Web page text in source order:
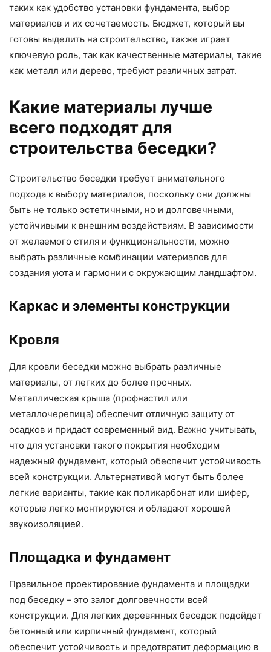
таких как удобство установки фундамента, выбор
материалов и их сочетаемость. Бюджет, который вы
готовы выделить на строительство, также играет
ключевую роль, так как качественные материалы, такие
как металл или дерево, требуют различных затрат.
Какие материалы лучше
всего подходят для
строительства беседки?
Строительство беседки требует внимательного
подхода к выбору материалов, поскольку они должны
быть не только эстетичными, но и долговечными,
устойчивыми к внешним воздействиям. В зависимости
от желаемого стиля и функциональности, можно
выбрать различные комбинации материалов для
создания уюта и гармонии с окружающим ландшафтом.
Каркас и элементы конструкции
Кровля
Для кровли беседки можно выбрать различные
материалы, от легких до более прочных.
Металлическая крыша (профнастил или
металлочерепица) обеспечит отличную защиту от
осадков и придаст современный вид. Важно учитывать,
что для установки такого покрытия необходим
надежный фундамент, который обеспечит устойчивость
всей конструкции. Альтернативой могут быть более
легкие варианты, такие как поликарбонат или шифер,
которые легко монтируются и обладают хорошей
звукоизоляцией.
Площадка и фундамент
Правильное проектирование фундамента и площадки
под беседку – это залог долговечности всей
конструкции. Для легких деревянных беседок подойдет
бетонный или кирпичный фундамент, который
обеспечит устойчивость и предотвратит деформацию в